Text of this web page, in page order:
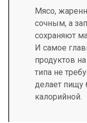
Мясо,
сочным, а
сохраняют
И самое
продуктов
типа не
делает пищу
калорийной.